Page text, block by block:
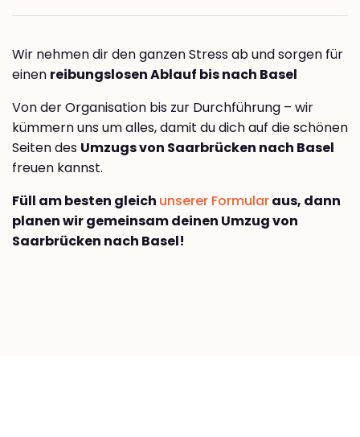
Wir nehmen dir den ganzen Stress ab und sorgen für
einen reibungslosen Ablauf bis nach Basel
Von der Organisation bis zur Durchführung – wir
kümmern uns um alles, damit du dich auf die schönen
Seiten des Umzugs von Saarbrücken nach Basel
freuen kannst.
Füll am besten gleich unserer Formularaus, dann
planen wir gemeinsam deinen Umzug von
Saarbrücken nach Basel!